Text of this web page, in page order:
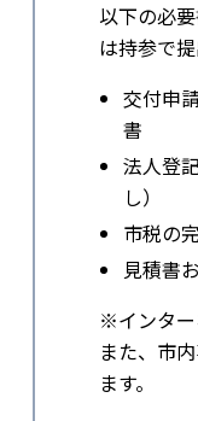
以下の必
は持参で提
交付申
書
法人登
し）
市税の
見積書
※インター
また、市
ます。